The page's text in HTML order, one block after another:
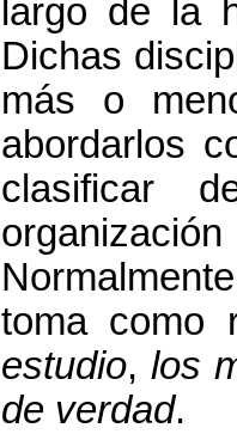
largo de la
Dichas
más o
abordarlos
clasificar
toma como
estudio,los
de verdad.